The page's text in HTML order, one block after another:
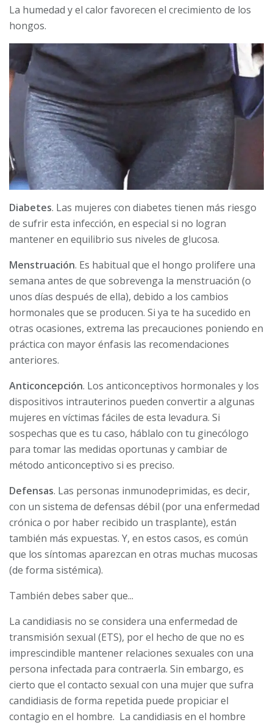
La humedad y el calor favorecen el crecimiento de los
hongos.
Diabetes. Las mujeres con diabetes tienen más riesgo
de sufrir esta infección, en especial si no logran
mantener en equilibrio sus niveles de glucosa.
Menstruación. Es habitual que el hongo prolifere una
semana antes de que sobrevenga la menstruación (o
unos días después de ella), debido a los cambios
hormonales que se producen. Si ya te ha sucedido en
otras ocasiones, extrema las precauciones poniendo en
práctica con mayor énfasis las recomendaciones
anteriores.
Anticoncepción. Los anticonceptivos hormonales y los
dispositivos intrauterinos pueden convertir a algunas
mujeres en víctimas fáciles de esta levadura. Si
sospechas que es tu caso, háblalo con tu ginecólogo
para tomar las medidas oportunas y cambiar de
método anticonceptivo si es preciso.
Defensas. Las personas inmunodeprimidas, es decir,
con un sistema de defensas débil (por una enfermedad
crónica o por haber recibido un trasplante), están
también más expuestas. Y, en estos casos, es común
que los síntomas aparezcan en otras muchas mucosas
(de forma sistémica).
También debes saber que...
La candidiasis no se considera una enfermedad de
transmisión sexual (ETS), por el hecho de que no es
imprescindible mantener relaciones sexuales con una
persona infectada para contraerla. Sin embargo, es
cierto que el contacto sexual con una mujer que sufra
candidiasis de forma repetida puede propiciar el
contagio en el hombre. La candidiasis en el hombre